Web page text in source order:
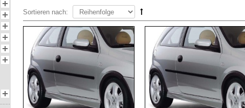
Sortieren nach: